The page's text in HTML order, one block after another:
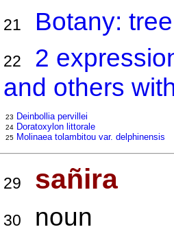
21 Botany: tree
22
2
and others
23 Deinbollia pervillei
24 Doratoxylon littorale
25 Molinaea tolambitou var. delphinensis
29 sañira
30 noun